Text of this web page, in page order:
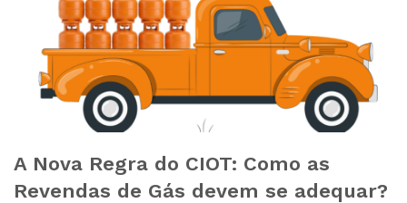
A Nova Regra do CIOT: Como as
Revendas de Gás devem se adequar?